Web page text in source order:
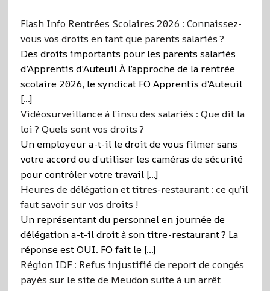
Flash Info Rentrées Scolaires 2026 : Connaissez-
vous vos droits en tant que parents salariés ?
Des droits importants pour les parents salariés
d’Apprentis d’Auteuil À l’approche de la rentrée
scolaire 2026, le syndicat FO Apprentis d’Auteuil
[…]
Vidéosurveillance à l’insu des salariés : Que dit la
loi ? Quels sont vos droits ?
Un employeur a-t-il le droit de vous filmer sans
votre accord ou d’utiliser les caméras de sécurité
pour contrôler votre travail […]
Heures de délégation et titres-restaurant : ce qu’il
faut savoir sur vos droits !
Un représentant du personnel en journée de
délégation a-t-il droit à son titre-restaurant ? La
réponse est OUI. FO fait le […]
Région IDF : Refus injustifié de report de congés
payés sur le site de Meudon suite à un arrêt